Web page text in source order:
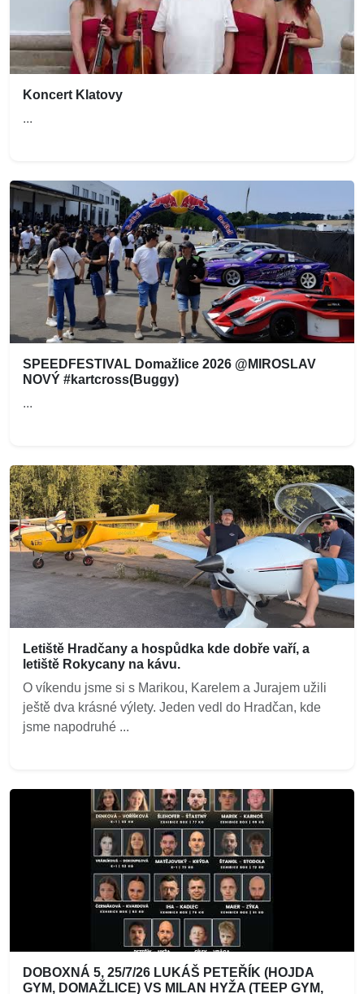
Koncert Klatovy
...
SPEEDFESTIVAL Domažlice 2026 @MIROSLAV
NOVÝ #kartcross(Buggy)
...
Letiště Hradčany a hospůdka kde dobře vaří, a
letiště Rokycany na kávu.
O víkendu jsme si s Marikou, Karelem a Jurajem užili
ještě dva krásné výlety. Jeden vedl do Hradčan, kde
jsme napodruhé ...
DOBOXNÁ 5, 25/7/26 LUKÁŠ PETEŘÍK (HOJDA
GYM, DOMAŽLICE) VS MILAN HYŽA (TEEP GYM,